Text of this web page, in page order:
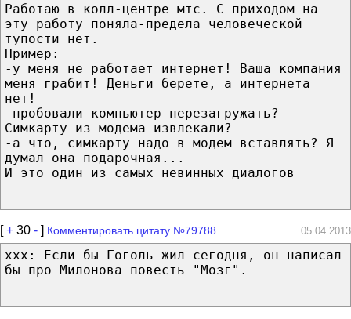
Работаю в колл-центре мтс. С приходом на
эту работу поняла-предела человеческой
тупости нет.
Пример:
-у меня не работает интернет! Ваша компания
меня грабит! Деньги берете, а интернета
нет!
-пробовали компьютер перезагружать?
Симкарту из модема извлекали?
-а что, симкарту надо в модем вставлять? Я
думал она подарочная...
И это один из самых невинных диалогов
[+ 30 - ] Комментировать цитату №79788 05.04.2013
xxx: Если бы Гоголь жил сегодня, он написал
бы про Милонова повесть "Мозг".